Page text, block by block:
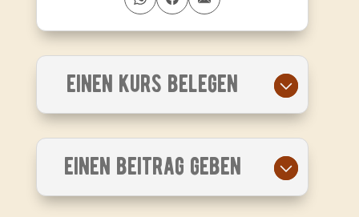
EINEN KURS BELEGEN
EINEN BEITRAG GEBEN